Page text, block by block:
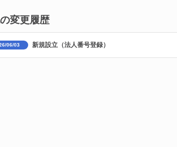
変更履歴
06/03 新規設立（法人番号登録）